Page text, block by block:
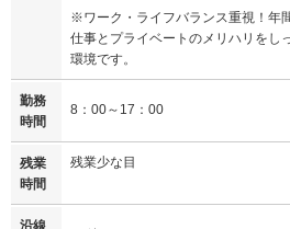
※ワーク・ライフバランス重視！年
仕事とプライベートのメリハリをし
環境です。
勤務
時間
8：00～17：00
残業
時間
残業少な目
沿線